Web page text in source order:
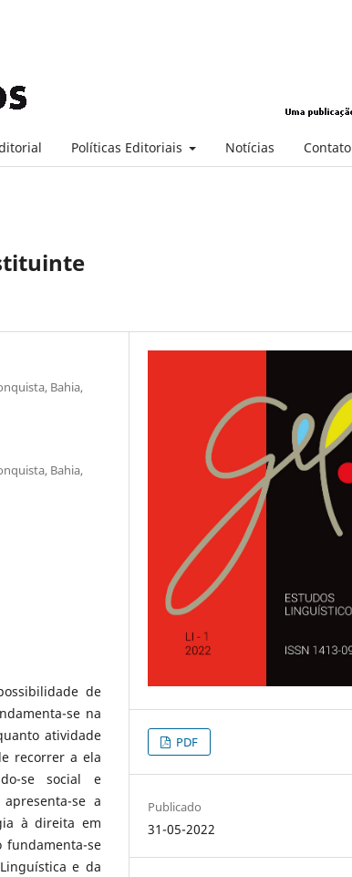
Políticas Editoriais Notícias Contato
Bahia,
Bahia,
de
se na
atividade
recorrer a ela
se social e
se a
à direita em
fundamenta-se
e da
PDF
Publicado
31-05-2022